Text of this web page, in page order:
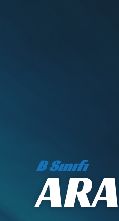
B Sınıfı